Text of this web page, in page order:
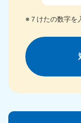
※７けたの数字を